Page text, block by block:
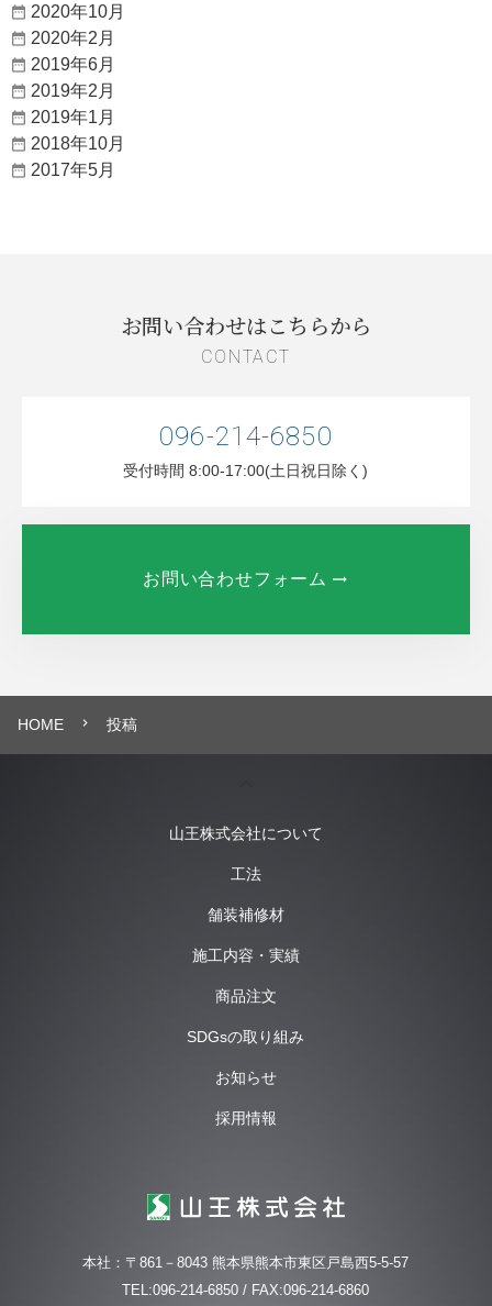
2020年10月
2020年2月
2019年6月
2019年2月
2019年1月
2018年10月
2017年5月
お問い合わせはこちらから
CONTACT
096-214-6850
受付時間 8:00-17:00(土日祝日除く)
お問い合わせフォーム
HOME navigate_next 投稿
山王株式会社について
工法
舗装補修材
施工内容・実績
商品注文
SDGsの取り組み
お知らせ
採用情報
本社：〒861－8043 熊本県熊本市東区戸島西5-5-57
TEL:096-214-6850 / FAX:096-214-6860